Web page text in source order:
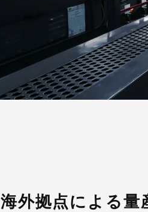
海外拠点による量